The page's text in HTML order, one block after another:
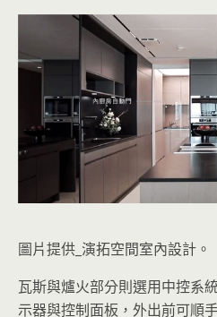
圖片提供_演拓空間室內設計。
瓦斯與爐火部分則選用中控系
示器與控制面板，外出前可順